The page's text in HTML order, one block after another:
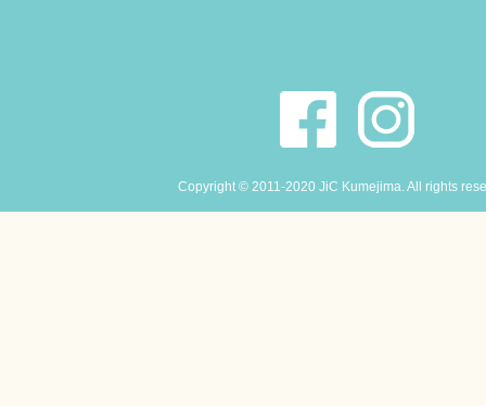
Copyright © 2011-2020 JiC Kumejima. All rights